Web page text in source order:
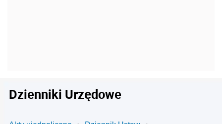
Dzienniki Urzędowe